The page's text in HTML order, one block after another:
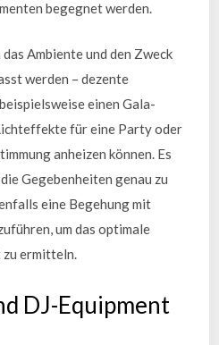
begegnet werden.
Ambiente und den Zweck
werden – dezente
einen Gala-
für eine Party oder
anheizen können. Es
Gegebenheiten genau zu
eine Begehung mit
um das optimale
ermitteln.
DJ-Equipment